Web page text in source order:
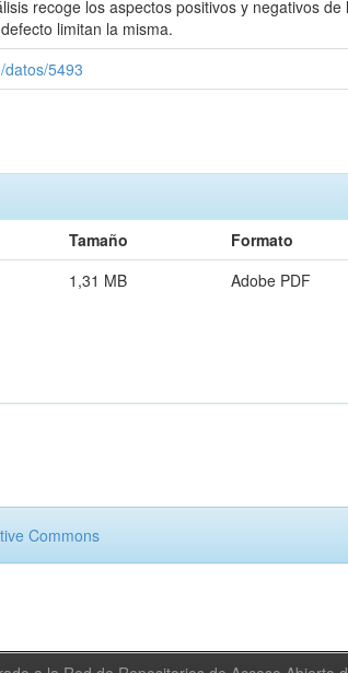
recoge los aspectos positivos y negativos
limitan la misma.
datos/5493
Tamaño
Formato
1,31 MB Adobe PDF
Commons